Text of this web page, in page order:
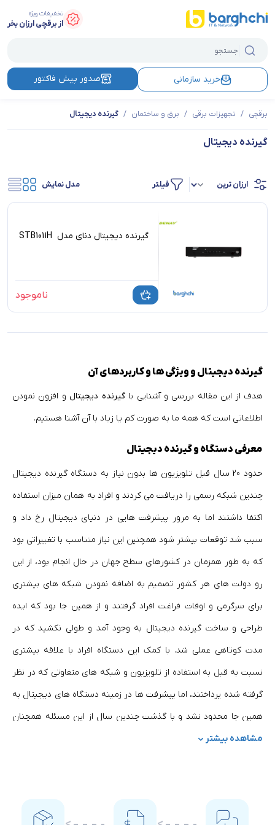
تخفیفات ویژه
از برقچی ارزان بخر
خرید سازمانی صدور پیش فاکتور
برقچی / تجهیزات برقی / برق و ساختمان / گیرنده دیجیتال
گیرنده دیجیتال
فیلتر مدل نمایش
گیرنده دیجیتال دنای مدل STB1011H ‎
ناموجود
گیرنده دیجیتال و ویژگی ها و کاربردهای آن
هدف از این مقاله بررسی و آشنایی باگیرنده دیجیتالو افزون نمودن
اطلاعاتی است که همه ما به صورت کم یا زیاد با آن آشنا هستیم.
معرفی دستگاه و گیرنده دیجیتال
حدود 20 سال قبل تلویزیون ها بدون نیاز به دستگاه گیرنده دیجیتال
چندین شبکه رسمی را دریافت می کردند و افراد به همان میزان استفاده
اکتفا داشتند اما به مرور پیشرفت هایی در دنیای دیجیتال رخ داد و
سبب شد توقعات بیشتر شود همچنین این نیاز متناسب با تغییراتی بود
که به طور همزمان در کشورهای سطح جهان در حال انجام بود، از این
رو دولت های هر کشور تصمیم به اضافه نمودن شبکه های بیشتری
برای سرگرمی و اوقات فراغت افراد گرفتند و از همین جا بود که ایده
طراحی و ساخت گیرنده دیجیتال به وجود آمد و طولی نکشید که در
مدت کوتاهی عملی شد. با کمک این دستگاه افراد با علاقه بیشتری
نسبت به قبل به استفاده از تلویزیون و شبکه های متفاوتی که در نظر
گرفته شده پرداختند، اما پیشرفت ها در زمینه دستگاه های دیجیتال به
همین جا محدود نشد و با گذشت چندین سال از این مسئله همچنان
ساخت نمونه های دیگر گیرنده دیجیتال به همراه مزایا و آپشن های
مشاهده بیشتر